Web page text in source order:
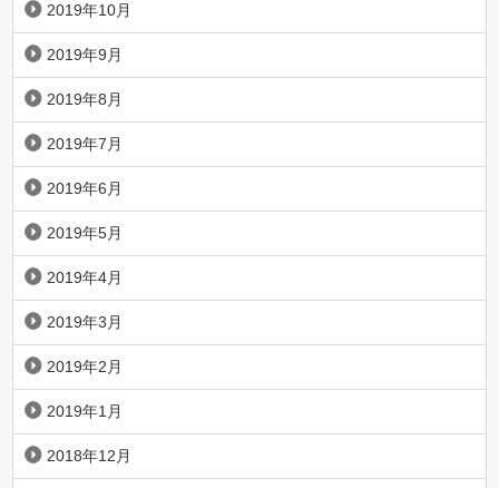
2019年10月
2019年9月
2019年8月
2019年7月
2019年6月
2019年5月
2019年4月
2019年3月
2019年2月
2019年1月
2018年12月